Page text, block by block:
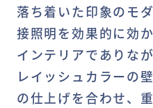
落ち着いた印象のモ
接照明を効果的に効
インテリアでありな
レイッシュカラーの
の仕上げを合わせ、